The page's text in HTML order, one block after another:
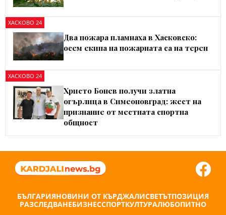
ХАСКОВО 24
Два пожара пламнаха в Хасковско:
осем екипа на пожарната са на терен
ХАСКОВО 24
Христо Бонев получи златна
огърлица в Симеоновград: жест на
признание от местната спортна
общност
БЪЛГАРИЯНОВИНИ ОТ КЪРДЖАЛИСВЕТЪТПОЗИЦИЯ
РАЗСЛЕДВАНЕБИЗНЕССПОРТКУЛТУРАЛЮБОПИТНО